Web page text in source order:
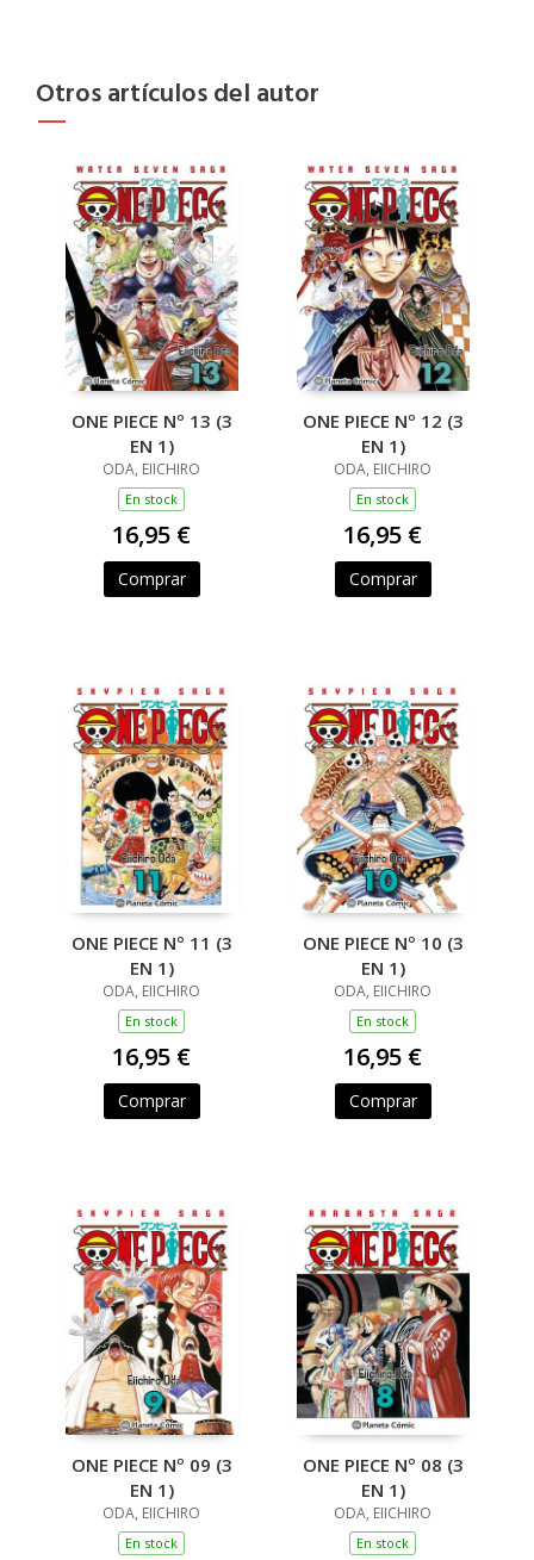
Otros artículos del autor
ONE PIECE Nº 13 (3
EN 1)
ODA, EIICHIRO
En stock
16,95 €
Comprar
ONE PIECE Nº 12 (3
EN 1)
ODA, EIICHIRO
En stock
16,95 €
Comprar
ONE PIECE Nº 11 (3
EN 1)
ODA, EIICHIRO
En stock
16,95 €
Comprar
ONE PIECE Nº 10 (3
EN 1)
ODA, EIICHIRO
En stock
16,95 €
Comprar
ONE PIECE Nº 09 (3
EN 1)
ODA, EIICHIRO
En stock
ONE PIECE Nº 08 (3
EN 1)
ODA, EIICHIRO
En stock